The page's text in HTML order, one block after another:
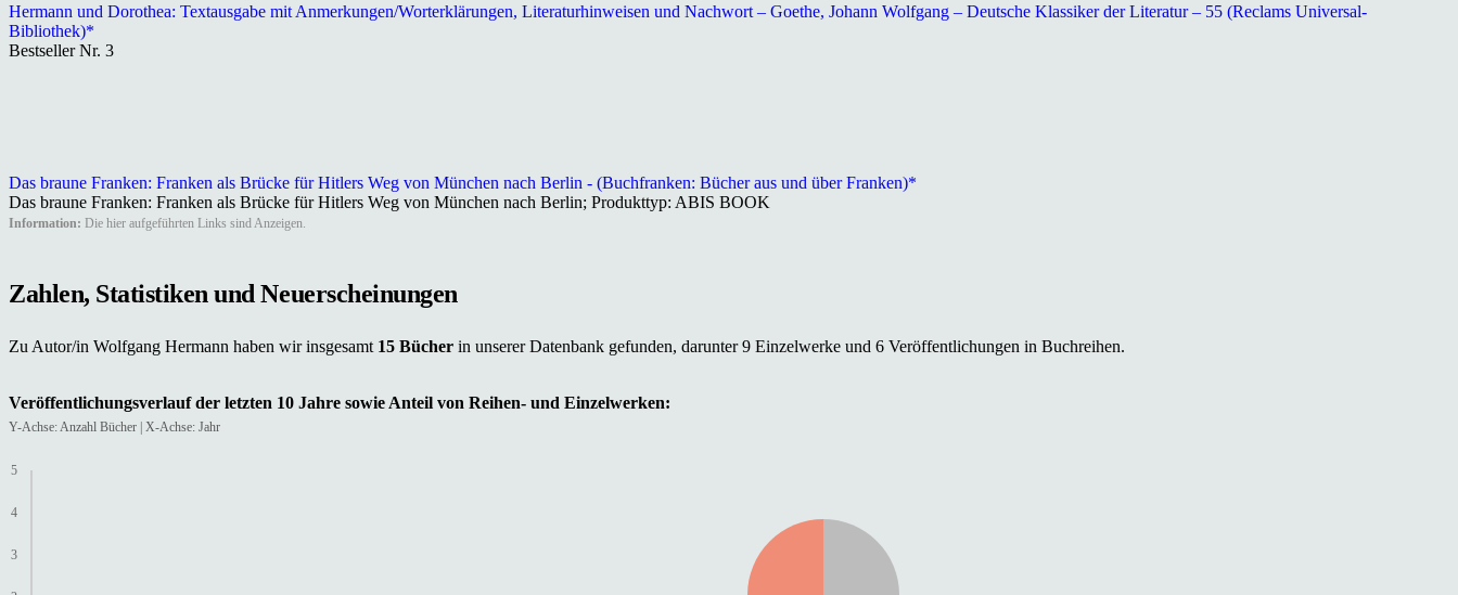
Hermann und Dorothea: Textausgabe mit Anmerkungen/Worterklärungen, Literaturhinweisen und Nachwort – Goethe, Johann Wolfgang – Deutsche Klassiker der Literatur – 55 (Reclams Universal-
Bibliothek)*
Bestseller Nr. 3
Das braune Franken: Franken als Brücke für Hitlers Weg von München nach Berlin - (Buchfranken: Bücher aus und über Franken)*
Das braune Franken: Franken als Brücke für Hitlers Weg von München nach Berlin; Produkttyp: ABIS BOOK
Information: Die hier aufgeführten Links sind Anzeigen.
Zahlen, Statistiken und Neuerscheinungen
Zu Autor/in Wolfgang Hermann haben wir insgesamt 15 Bücher in unserer Datenbank gefunden, darunter 9 Einzelwerke und 6 Veröffentlichungen in Buchreihen.
Veröffentlichungsverlauf der letzten 10 Jahre sowie Anteil von Reihen- und Einzelwerken:
Y-Achse: Anzahl Bücher | X-Achse: Jahr
3
4
5